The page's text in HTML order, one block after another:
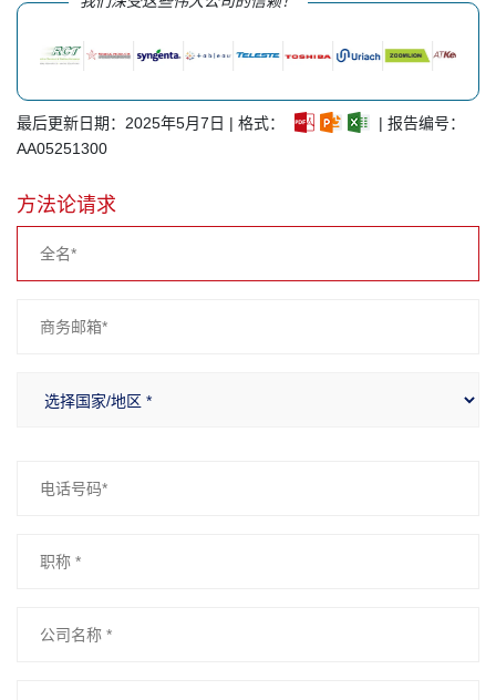
最后更新日期：2025年5月7日 | 格式：
| 报告编号：
AA05251300
方法论请求